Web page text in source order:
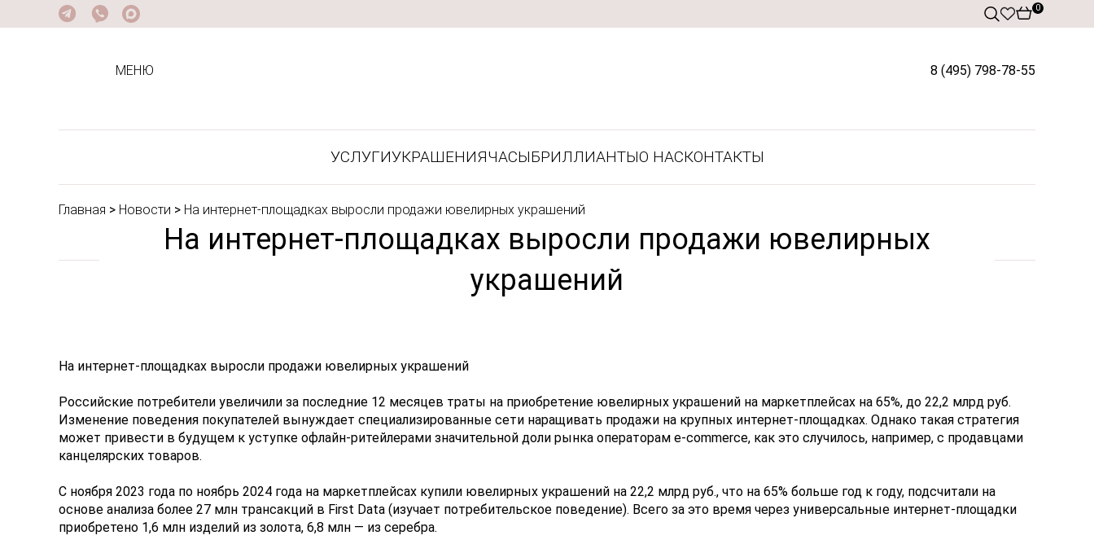
0
МЕНЮ 8 (495) 798-78-55
УСЛУГИУКРАШЕНИЯЧАСЫБРИЛЛИАНТЫО НАСКОНТАКТЫ
Главная > Новости > На интернет-площадках выросли продажи ювелирных украшений
На интернет-площадках выросли продажи ювелирных
украшений
На интернет-площадках выросли продажи ювелирных украшений
Российские потребители увеличили за последние 12 месяцев траты на приобретение ювелирных украшений на маркетплейсах на 65%, до 22,2 млрд руб.
Изменение поведения покупателей вынуждает специализированные сети наращивать продажи на крупных интернет-площадках. Однако такая стратегия
может привести в будущем к уступке офлайн-ритейлерами значительной доли рынка операторам e-commerce, как это случилось, например, с продавцами
канцелярских товаров.
С ноября 2023 года по ноябрь 2024 года на маркетплейсах купили ювелирных украшений на 22,2 млрд руб., что на 65% больше год к году, подсчитали на
основе анализа более 27 млн трансакций в First Data (изучает потребительское поведение). Всего за это время через универсальные интернет-площадки
приобретено 1,6 млн изделий из золота, 6,8 млн — из серебра.